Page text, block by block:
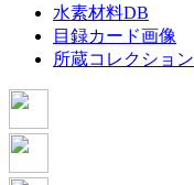
水素材料DB
目録カード画像
所蔵コレクション